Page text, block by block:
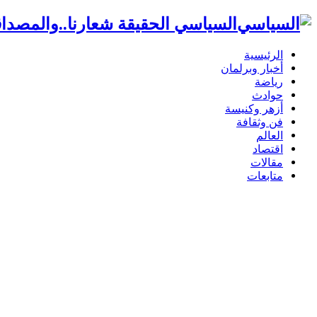
السياسي الحقيقة
الرئيسية
أخبار وبرلمان
رياضة
حوادث
أزهر وكنيسة
فن وثقافة
العالم
اقتصاد
مقالات
متابعات